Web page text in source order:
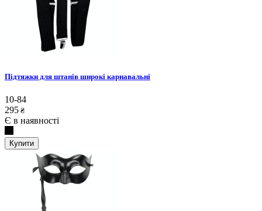
Підтяжки для штанів широкі карнавальні
10-84
295 ₴
Є в наявності
Купити